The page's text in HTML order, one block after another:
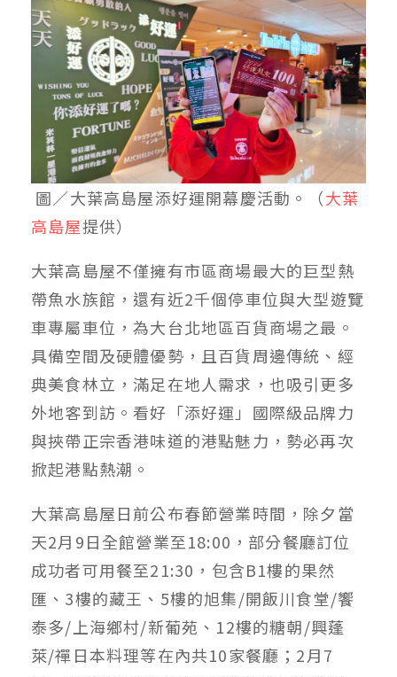
圖／大葉高島屋添好運開幕慶活動。（大葉
高島屋提供）
大葉高島屋不僅擁有市區商場最大的巨型熱
帶魚水族館，還有近2千個停車位與大型遊覽
車專屬車位，為大台北地區百貨商場之最。
具備空間及硬體優勢，且百貨周邊傳統、經
典美食林立，滿足在地人需求，也吸引更多
外地客到訪。看好「添好運」國際級品牌力
與挾帶正宗香港味道的港點魅力，勢必再次
掀起港點熱潮。
大葉高島屋日前公布春節營業時間，除夕當
天2月9日全館營業至18:00，部分餐廳訂位
成功者可用餐至21:30，包含B1樓的果然
匯、3樓的藏王、5樓的旭集/開飯川食堂/饗
泰多/上海鄉村/新葡苑、12樓的糖朝/興蓬
萊/禪日本料理等在內共10家餐廳；2月7